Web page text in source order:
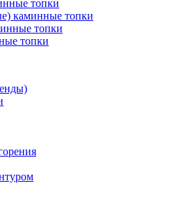
топки
каминные топки
топки
топки